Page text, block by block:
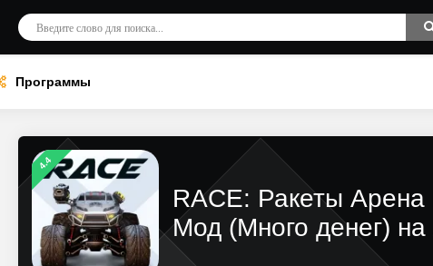
Программы
4.4
RACE: Ракеты
Мод (Много денег)